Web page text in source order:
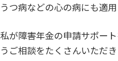
うつ病などの心の病にも適用
私が障害年金の申請サポー
うご相談をたくさんいただき